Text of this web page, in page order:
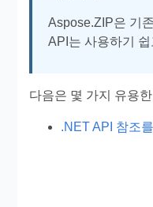
Aspose.ZIP은 기
API는 사용하기
다음은 몇 가지 유용
.NET API 참조